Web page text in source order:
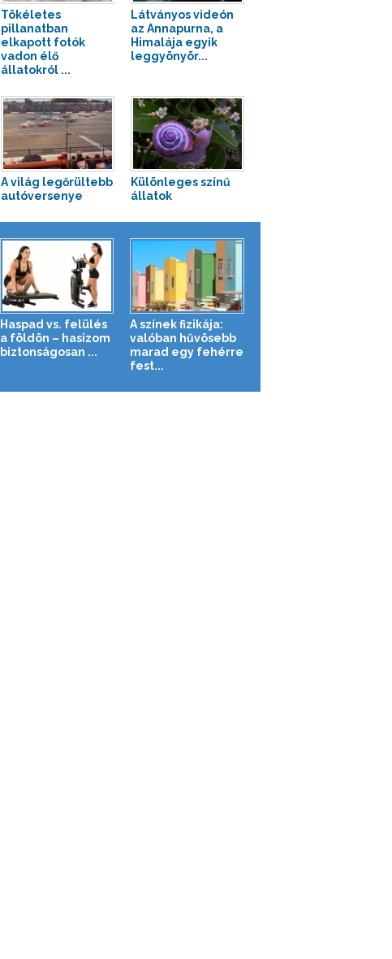
Tökéletes
pillanatban
elkapott fotók
vadon élő
állatokról ...
Látványos videón
az Annapurna, a
Himalája egyik
leggyönyör...
A világ legőrültebb
autóversenye
Különleges színű
állatok
Haspad vs. felülés
a földön – hasizom
biztonságosan ...
A színek fizikája:
valóban hűvösebb
marad egy fehérre
fest...